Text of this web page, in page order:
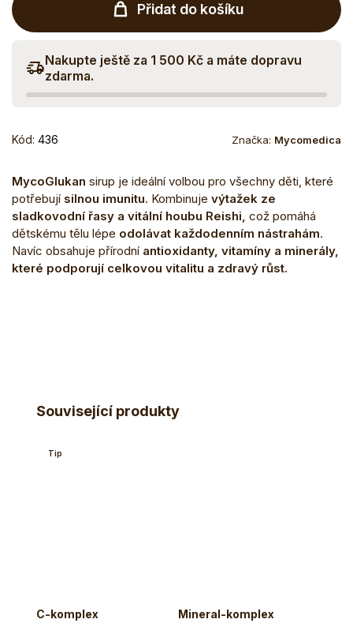
Přidat do košíku
Nakupte ještě za 1 500 Kč a máte dopravu
zdarma.
Kód: 436 Značka: Mycomedica
MycoGlukan sirup je ideální volbou pro všechny děti, které
potřebují silnou imunitu. Kombinuje výtažek ze
sladkovodní řasy a vitální houbu Reishi, což pomáhá
dětskému tělu lépe odolávat každodenním nástrahám.
Navíc obsahuje přírodní antioxidanty, vitamíny a minerály,
které podporují celkovou vitalitu a zdravý růst.
Související produkty
Tip
C-komplex Mineral-komplex